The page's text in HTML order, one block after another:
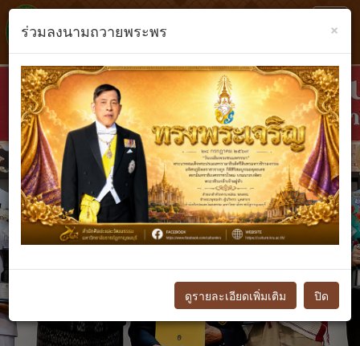
Previous
×
ร่วมลงนามถวายพระพร
ดูรายละเอียดเพิ่มเติม ปิด